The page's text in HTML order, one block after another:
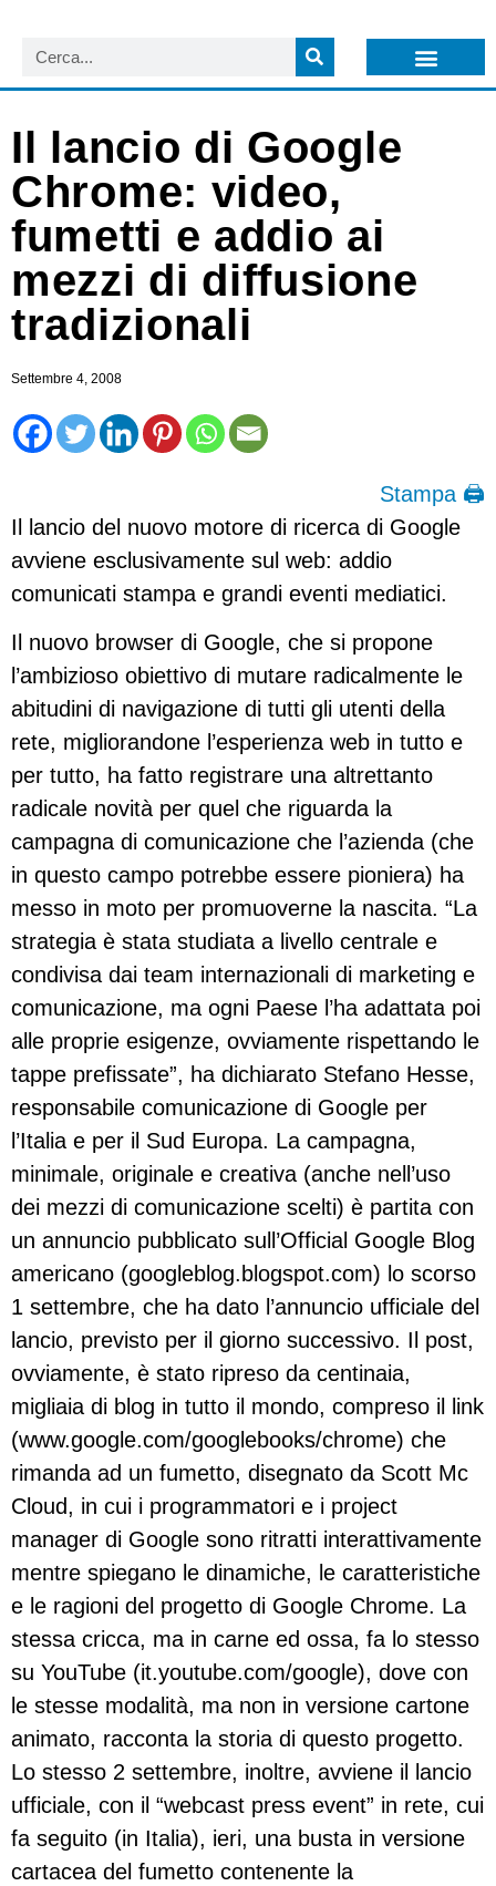
Il lancio di Google
Chrome: video,
fumetti e addio ai
mezzi di diffusione
tradizionali
Settembre 4, 2008
Stampa 🖨
Il lancio del nuovo motore di ricerca di Google
avviene esclusivamente sul web: addio
comunicati stampa e grandi eventi mediatici.
Il nuovo browser di Google, che si propone
l’ambizioso obiettivo di mutare radicalmente le
abitudini di navigazione di tutti gli utenti della
rete, migliorandone l’esperienza web in tutto e
per tutto, ha fatto registrare una altrettanto
radicale novità per quel che riguarda la
campagna di comunicazione che l’azienda (che
in questo campo potrebbe essere pioniera) ha
messo in moto per promuoverne la nascita. “La
strategia è stata studiata a livello centrale e
condivisa dai team internazionali di marketing e
comunicazione, ma ogni Paese l’ha adattata poi
alle proprie esigenze, ovviamente rispettando le
tappe prefissate”, ha dichiarato Stefano Hesse,
responsabile comunicazione di Google per
l’Italia e per il Sud Europa. La campagna,
minimale, originale e creativa (anche nell’uso
dei mezzi di comunicazione scelti) è partita con
un annuncio pubblicato sull’Official Google Blog
americano (googleblog.blogspot.com) lo scorso
1 settembre, che ha dato l’annuncio ufficiale del
lancio, previsto per il giorno successivo. Il post,
ovviamente, è stato ripreso da centinaia,
migliaia di blog in tutto il mondo, compreso il link
(www.google.com/googlebooks/chrome) che
rimanda ad un fumetto, disegnato da Scott Mc
Cloud, in cui i programmatori e i project
manager di Google sono ritratti interattivamente
mentre spiegano le dinamiche, le caratteristiche
e le ragioni del progetto di Google Chrome. La
stessa cricca, ma in carne ed ossa, fa lo stesso
su YouTube (it.youtube.com/google), dove con
le stesse modalità, ma non in versione cartone
animato, racconta la storia di questo progetto.
Lo stesso 2 settembre, inoltre, avviene il lancio
ufficiale, con il “webcast press event” in rete, cui
fa seguito (in Italia), ieri, una busta in versione
cartacea del fumetto contenente la